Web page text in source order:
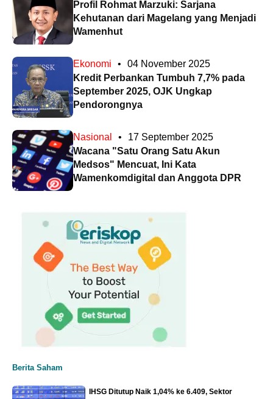
Profil Rohmat Marzuki: Sarjana
Kehutanan dari Magelang yang Menjadi
Wamenhut
Ekonomi •
04 November 2025
Kredit Perbankan Tumbuh 7,7% pada
September 2025, OJK Ungkap
Pendorongnya
Nasional •
17 September 2025
Wacana "Satu Orang Satu Akun
Medsos" Mencuat, Ini Kata
Wamenkomdigital dan Anggota DPR
Berita Saham
IHSG Ditutup Naik 1,04% ke 6.409, Sektor